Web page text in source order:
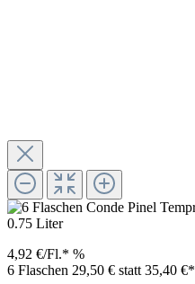
4,92 €/Fl.* %
6 Flaschen 29,50 € statt 35,40 €*